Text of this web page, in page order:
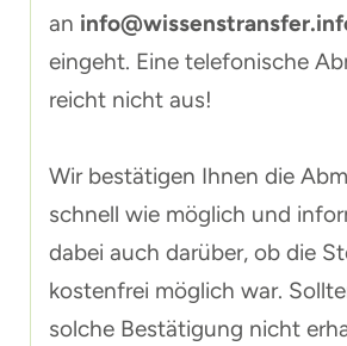
an
eingeht. Eine telefonische
reicht nicht aus!
Wir bestätigen Ihnen die
schnell wie möglich und
dabei auch darüber, ob die
kostenfrei möglich war.
solche Bestätigung nicht